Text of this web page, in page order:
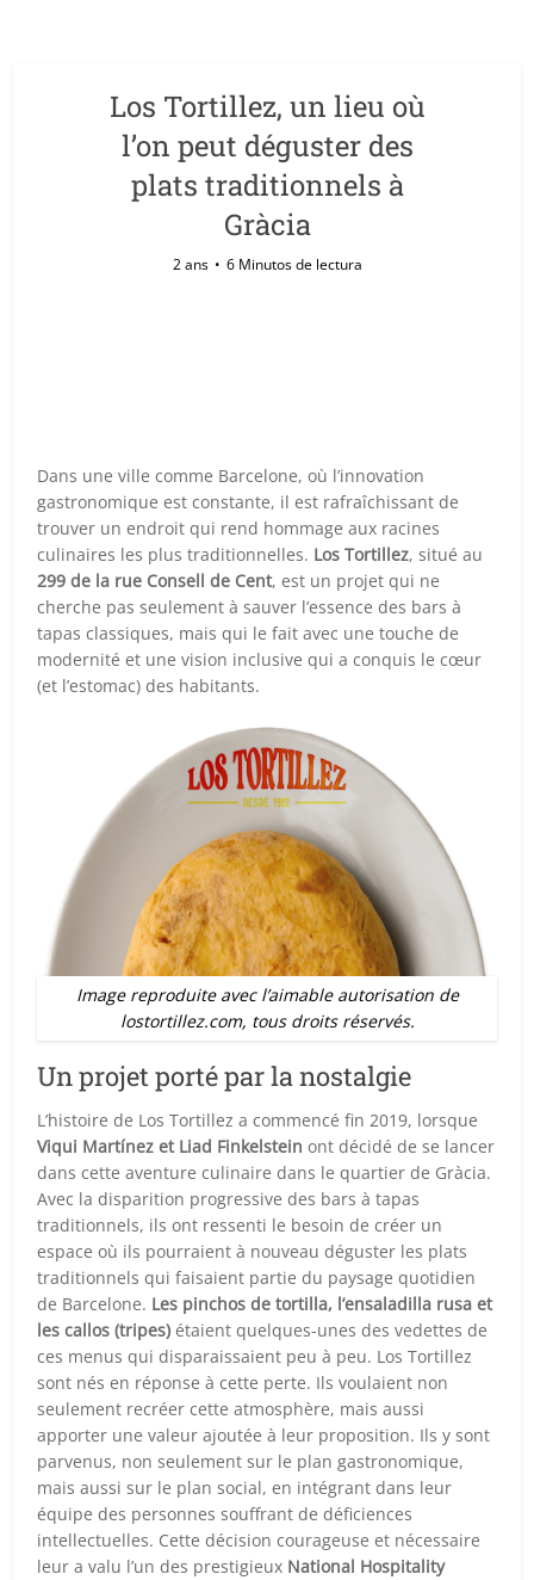
Los Tortillez, un lieu où
l’on peut déguster des
plats traditionnels à
Gràcia
2 ans 6 Minutos de lectura
Dans une ville comme Barcelone, où l’innovation
gastronomique est constante, il est rafraîchissant de
trouver un endroit qui rend hommage aux racines
culinaires les plus traditionnelles. Los Tortillez, situé au
299 de la rue Consell de Cent, est un projet qui ne
cherche pas seulement à sauver l’essence des bars à
tapas classiques, mais qui le fait avec une touche de
modernité et une vision inclusive qui a conquis le cœur
(et l’estomac) des habitants.
Image reproduite avec l’aimable autorisation de
lostortillez.com, tous droits réservés.
Un projet porté par la nostalgie
L’histoire de Los Tortillez a commencé fin 2019, lorsque
Viqui Martínez et Liad Finkelstein ont décidé de se lancer
dans cette aventure culinaire dans le quartier de Gràcia.
Avec la disparition progressive des bars à tapas
traditionnels, ils ont ressenti le besoin de créer un
espace où ils pourraient à nouveau déguster les plats
traditionnels qui faisaient partie du paysage quotidien
de Barcelone. Les pinchos de tortilla, l’ensaladilla rusa et
les callos (tripes) étaient quelques-unes des vedettes de
ces menus qui disparaissaient peu à peu. Los Tortillez
sont nés en réponse à cette perte. Ils voulaient non
seulement recréer cette atmosphère, mais aussi
apporter une valeur ajoutée à leur proposition. Ils y sont
parvenus, non seulement sur le plan gastronomique,
mais aussi sur le plan social, en intégrant dans leur
équipe des personnes souffrant de déficiences
intellectuelles. Cette décision courageuse et nécessaire
leur a valu l’un des prestigieux National Hospitality